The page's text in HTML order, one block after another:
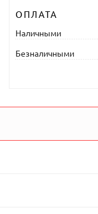
ОПЛАТА
Наличными
Безналичными